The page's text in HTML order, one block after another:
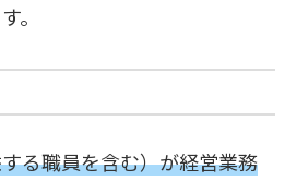
。
る職員を含む）が経営業務